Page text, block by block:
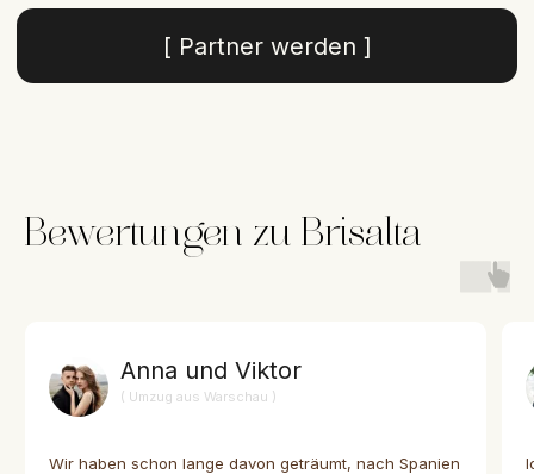
Bewertungen zu Brisalta
Anna und Viktor
( Umzug aus Warschau )
Wir haben schon lange davon geträumt, nach Spanien